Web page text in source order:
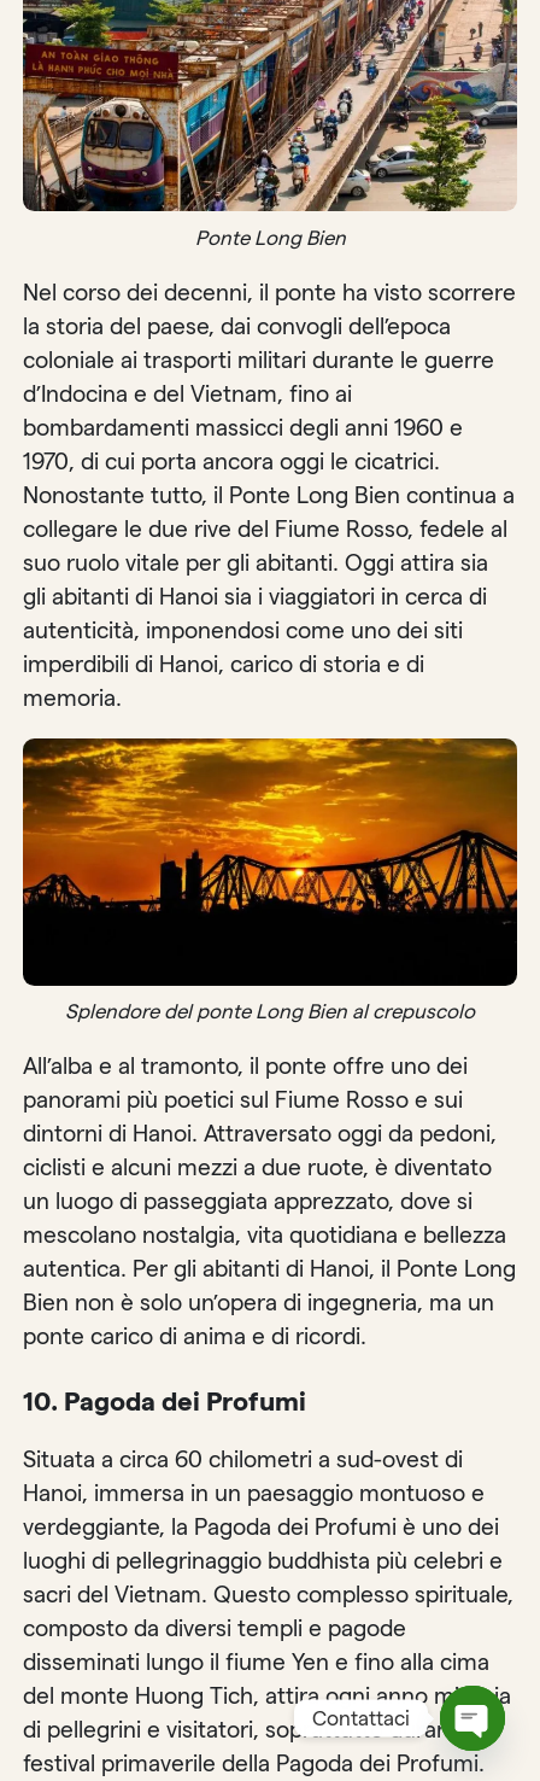
Ponte Long Bien
Nel corso dei decenni, il ponte ha visto scorrere
la storia del paese, dai convogli dell’epoca
coloniale ai trasporti militari durante le guerre
d’Indocina e del Vietnam, fino ai
bombardamenti massicci degli anni 1960 e
1970, di cui porta ancora oggi le cicatrici.
Nonostante tutto, il Ponte Long Bien continua a
collegare le due rive del Fiume Rosso, fedele al
suo ruolo vitale per gli abitanti. Oggi attira sia
gli abitanti di Hanoi sia i viaggiatori in cerca di
autenticità, imponendosi come uno dei siti
imperdibili di Hanoi, carico di storia e di
memoria.
Splendore del ponte Long Bien al crepuscolo
All’alba e al tramonto, il ponte offre uno dei
panorami più poetici sul Fiume Rosso e sui
dintorni di Hanoi. Attraversato oggi da pedoni,
ciclisti e alcuni mezzi a due ruote, è diventato
un luogo di passeggiata apprezzato, dove si
mescolano nostalgia, vita quotidiana e bellezza
autentica. Per gli abitanti di Hanoi, il Ponte Long
Bien non è solo un’opera di ingegneria, ma un
ponte carico di anima e di ricordi.
10. Pagoda dei Profumi
Situata a circa 60 chilometri a sud-ovest di
Hanoi, immersa in un paesaggio montuoso e
verdeggiante, la Pagoda dei Profumi è uno dei
luoghi di pellegrinaggio buddhista più celebri e
sacri del Vietnam. Questo complesso spirituale,
composto da diversi templi e pagode
disseminati lungo il fiume Yen e fino alla cima
del monte Huong Tich, attira ogni anno migliaia
di pellegrini e visitatori, soprattutto durante il
festival primaverile della Pagoda dei Profumi.
Contattaci
Open